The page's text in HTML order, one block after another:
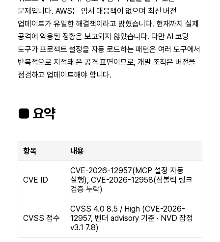
문제입니다. AWS는 임시 대응책이 없으며 최신 버전
업데이트가 유일한 해결책이라고 밝혔습니다. 현재까지 실제
공격에 악용된 정황은 보고되지 않았습니다. 다만 AI 코딩
도구가 프로젝트 설정을 자동 로드하는 패턴은 여러 도구에서
반복적으로 지적돼 온 공격 표면이므로, 개발 조직은 버전을
점검하고 업데이트해야 합니다.
■ 요약
항목 내용
CVE ID
CVE-2026-12957(MCP 설정 자동
실행), CVE-2026-12958(심볼릭 링크
검증 누락)
CVSS 점수
CVSS 4.0 8.5 / High (CVE-2026-
12957, 벤더 advisory 기준 · NVD 잠정
v3.1 7.8)